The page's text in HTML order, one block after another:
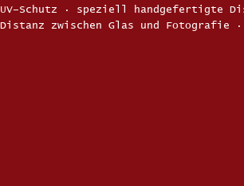
UV–Schutz · speziell handgefertigte
Distanz zwischen Glas und Fotografie